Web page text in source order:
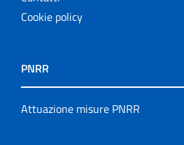
Cookie policy
PNRR
Attuazione misure PNRR